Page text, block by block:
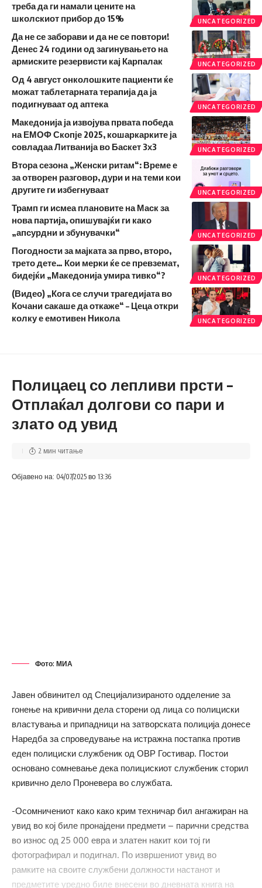
UNCATEGORIZED
треба да ги намали цените на
школскиот прибор до 15%
UNCATEGORIZED
Да не се заборави и да не се повтори!
Денес 24 години од загинувањето на
армиските резервисти кај Карпалак
UNCATEGORIZED
Од 4 август онколошките пациенти ќе
можат таблетарната терапија да ја
подигнуваат од аптека
UNCATEGORIZED
Mакедонија ја извојува првата победа
на ЕМОФ Скопје 2025, кошаркарките ја
совладаа Литванија во Баскет 3х3
UNCATEGORIZED
Втора сезона „Женски ритам“: Време е
за отворен разговор, дури и на теми кои
другите ги избегнуваат
UNCATEGORIZED
Трамп ги исмеа плановите на Маск за
нова партија, опишувајќи ги како
„апсурдни и збунувачки“
UNCATEGORIZED
Погодности за мајката за прво, второ,
трето дете… Кои мерки ќе се превземат,
бидејќи „Македонија умира тивко“?
UNCATEGORIZED
(Видео) „Кога се случи трагедијата во
Кочани сакаше да откаже“ – Цеца откри
колку е емотивен Никола
Полицаец со лепливи прсти –
Отплаќал долгови со пари и
злато од увид
Објавено на: 04/07/2025 во 13:36
2 мин читање
Фото: МИА
Јавен обвинител од Специјализираното одделение за
гонење на кривични дела сторени од лица со полициски
властувања и припадници на затворската полиција донесе
Наредба за спроведување на истражна постапка против
еден полициски службеник од ОВР Гостивар. Постои
основано сомневање дека полицискиот службеник сторил
кривично дело Проневера во службата.
-Осомничениот како како крим техничар бил ангажиран на
увид во кој биле пронајдени предмети – парични средства
во износ од 25 000 евра и златен накит кои тој ги
фотографирал и подигнал. По извршениот увид во
рамките на своите службени должности настанот и
предметите уредно биле внесени во дневната книга на